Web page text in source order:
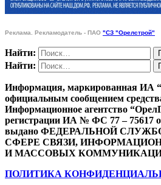
Реклама. Рекламодатель - ПАО "СЗ "Орелстрой"
Найти:
Найти:
Информация, маркированная ИА
официальным сообщением
Информационное агентство
регистрации ИА № ФС 77 – 75617
выдано ФЕДЕРАЛЬНОЙ
СФЕРЕ СВЯЗИ,
И МАССОВЫХ
ПОЛИТИКА